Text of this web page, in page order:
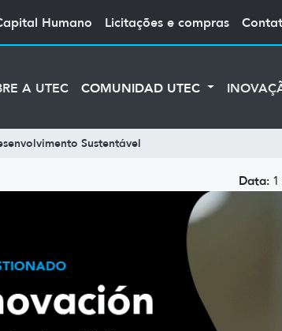
Humano Licitações e compras
A UTEC COMUNIDAD UTEC
Sustentável
Data: